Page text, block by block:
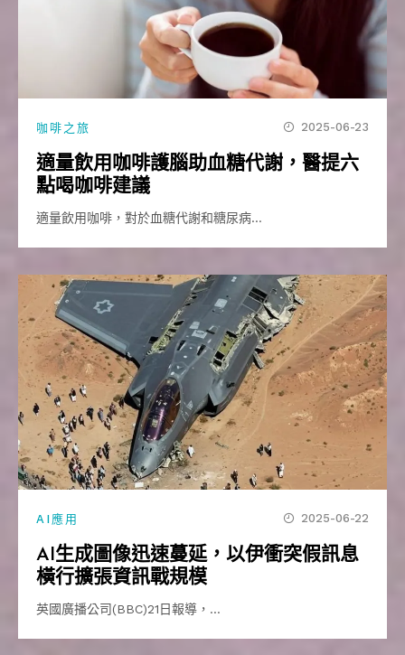
咖啡之旅 2025-06-23
適量飲用咖啡護腦助血糖代謝，醫提六
點喝咖啡建議
適量飲用咖啡，對於血糖代謝和糖尿病…
AI應用 2025-06-22
AI生成圖像迅速蔓延，以伊衝突假訊息
橫行擴張資訊戰規模
英國廣播公司(BBC)21日報導，…